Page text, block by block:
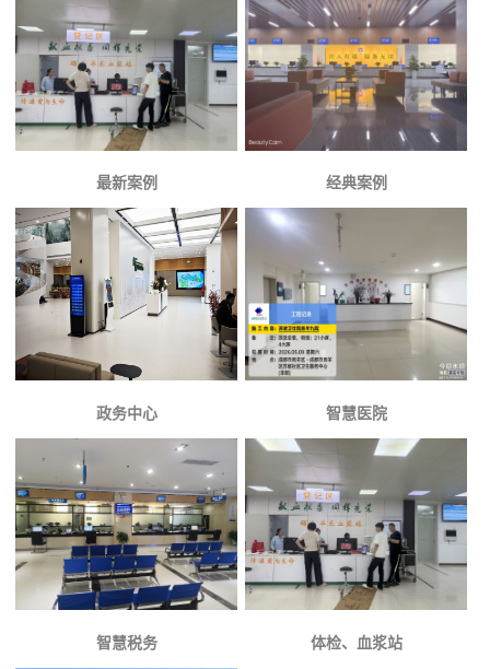
最新案例 经典案例
政务中心 智慧医院
智慧税务 体检、血浆站